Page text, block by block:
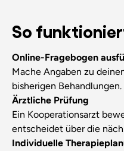
So
Online-Fragebogen
Mache Angaben zu
bisherigen Behandlungen.
Ärztliche Prüfung
Ein Kooperationsarzt
entscheidet über die
Individuelle